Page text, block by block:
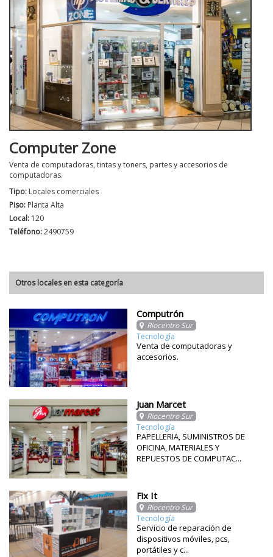
Computer Zone
Venta de computadoras, tintas y toners, partes y accesorios de
computadoras.
Tipo: Locales comerciales
Piso: Planta Alta
Local: 120
Teléfono:2490759
Otros locales en esta categoría
Computrón
Riocentro Sur
Tecnología
Venta de computadoras y
accesorios.
Juan Marcet
Riocentro Sur
Tecnología
PAPELLERIA, SUMINISTROS DE
OFICINA, MATERIALES Y
REPUESTOS DE COMPUTAC...
Fix It
Riocentro Sur
Tecnología
Servicio de reparación de
dispositivos móviles, pcs,
portátiles y c...